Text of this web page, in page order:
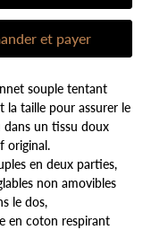
et payer
souple tentant
la taille pour assurer le
un tissu doux
original.
en deux parties,
non amovibles
le dos,
en coton respirant